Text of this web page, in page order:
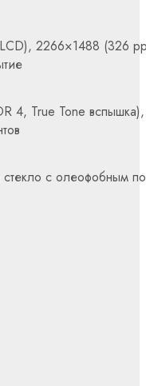
2266×1488 (326
4, True Tone
с олеофобным